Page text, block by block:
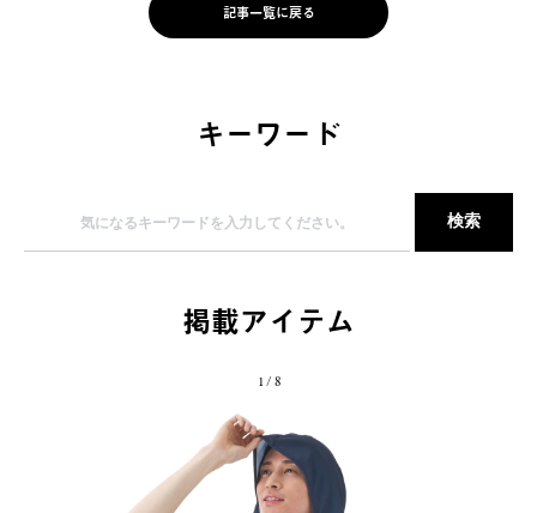
記事一覧に戻る
キーワード
掲載アイテム
1/8